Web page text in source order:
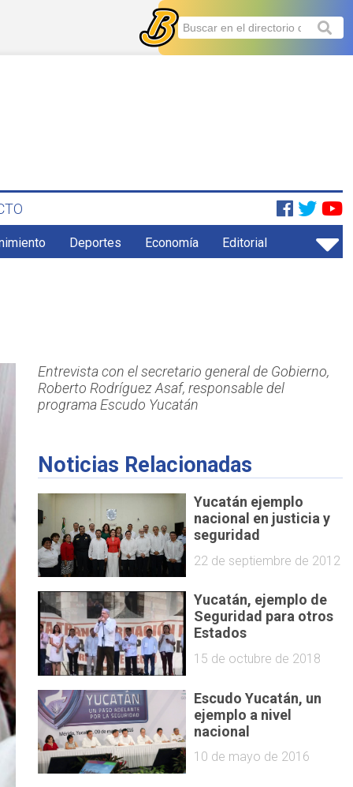
Deportes Economía Editorial
Entrevista con el secretario general de Gobierno,
Roberto Rodríguez Asaf, responsable del
programa Escudo Yucatán
Noticias Relacionadas
Yucatán ejemplo
nacional en justicia y
seguridad
22 de septiembre de 2012
Yucatán, ejemplo de
Seguridad para otros
Estados
15 de octubre de 2018
Escudo Yucatán, un
ejemplo a nivel
nacional
10 de mayo de 2016